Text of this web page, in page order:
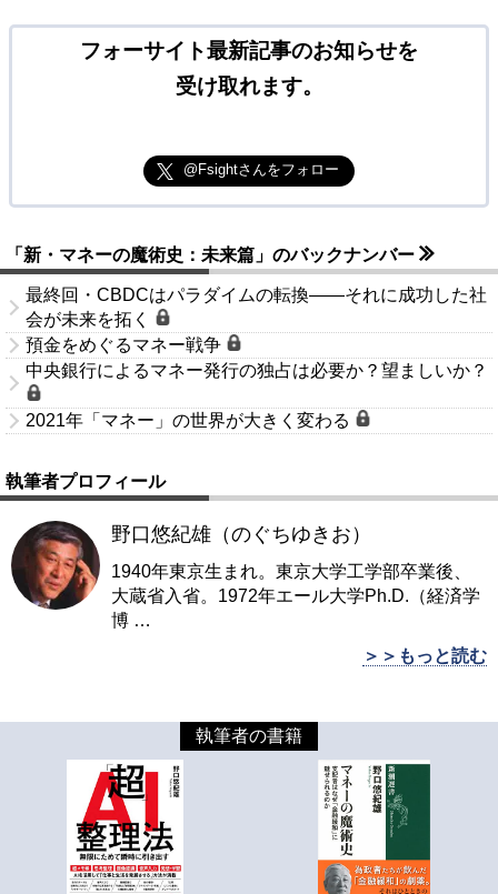
フォーサイト最新記事のお知らせを
受け取れます。
@Fsightさんをフォロー
「新・マネーの魔術史：未来篇」のバックナンバー
最終回・CBDCはパラダイムの転換――それに成功した社
会が未来を拓く
預金をめぐるマネー戦争
中央銀行によるマネー発行の独占は必要か？望ましいか？
2021年「マネー」の世界が大きく変わる
執筆者プロフィール
野口悠紀雄（のぐちゆきお）
1940年東京生まれ。東京大学工学部卒業後、
大蔵省入省。1972年エール大学Ph.D.（経済学
博 …
＞＞もっと読む
執筆者の書籍